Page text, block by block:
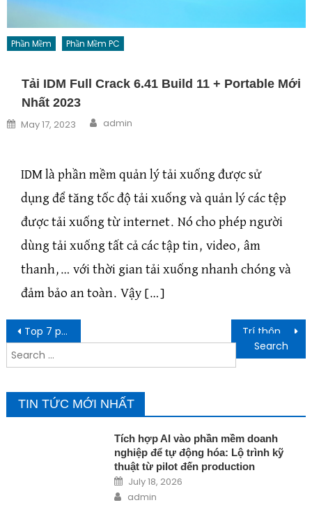
Phần Mềm Phần Mềm PC
Tải IDM Full Crack 6.41 Build 11 + Portable Mới
Nhất 2023
Posted on
May 17, 2023 Author
admin
IDM là phần mềm quản lý tải xuống được sử
dụng để tăng tốc độ tải xuống và quản lý các tệp
được tải xuống từ internet. Nó cho phép người
dùng tải xuống tất cả các tập tin, video, âm
thanh,… với thời gian tải xuống nhanh chóng và
đảm bảo an toàn. Vậy […]
Post navigation
Top 7 phần mềm quản lý giáo dục – trường học tốt nhất
Search for:
TIN TỨC MỚI NHẤT
Tích hợp AI vào phần mềm doanh
nghiệp để tự động hóa: Lộ trình kỹ
thuật từ pilot đến production
Posted on
July 18, 2026
Author
admin